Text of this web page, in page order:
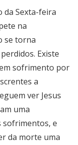
da Sexta-feira
na
se torna
Existe
sofrimento por
a
ver Jesus
uma
sofrimentos, e
da morte uma